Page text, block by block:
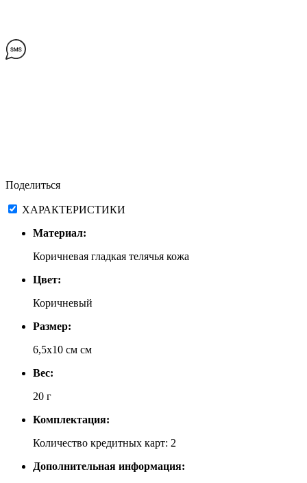
Поделиться
ХАРАКТЕРИСТИКИ
Материал:
Коричневая гладкая телячья кожа
Цвет:
Коричневый
Размер:
6,5х10 см см
Вес:
20 г
Комплектация:
Количество кредитных карт: 2
Дополнительная информация: